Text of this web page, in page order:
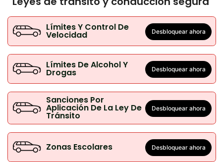
Límites Y Control De
Velocidad Desbloquear ahora
Límites De Alcohol Y
Drogas Desbloquear ahora
Sanciones Por
Aplicación De La Ley De
Tránsito
Desbloquear ahora
Zonas Escolares Desbloquear ahora